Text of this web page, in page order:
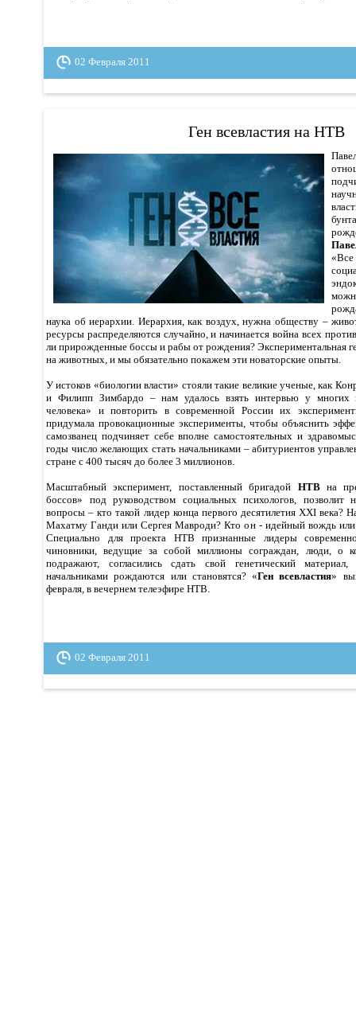
02 Февраля 2011
Ген всевластия на НТВ
«Все
наука об иерархии. Иерархия, как воздух, нужна обществу –
ресурсы распределяются случайно, и начинается война всех
ли прирожденные боссы и рабы от рождения? Экспериментальная
на животных, и мы обязательно покажем эти новаторские опыты.
У истоков «биологии власти» стояли такие великие ученые, как
и Филипп Зимбардо – нам удалось взять интервью у многих
человека» и повторить в современной России их
придумала провокационные эксперименты, чтобы объяснить
самозванец подчиняет себе вполне самостоятельных и
годы число желающих стать начальниками – абитуриентов
стране с 400 тысяч до более 3 миллионов.
Масштабный эксперимент, поставленный бригадой НТВна
боссов» под руководством социальных психологов, позволит
вопросы – кто такой лидер конца первого десятилетия XXI века?
Махатму Ганди или Сергея Мавроди? Кто он - идейный вождь
Специально для проекта НТВ признанные лидеры
чиновники, ведущие за собой миллионы сограждан, люди, о
подражают, согласились сдать свой генетический
начальниками рождаются или становятся? «Ген всевластия»
февраля, в вечернем телеэфире НТВ.
02 Февраля 2011